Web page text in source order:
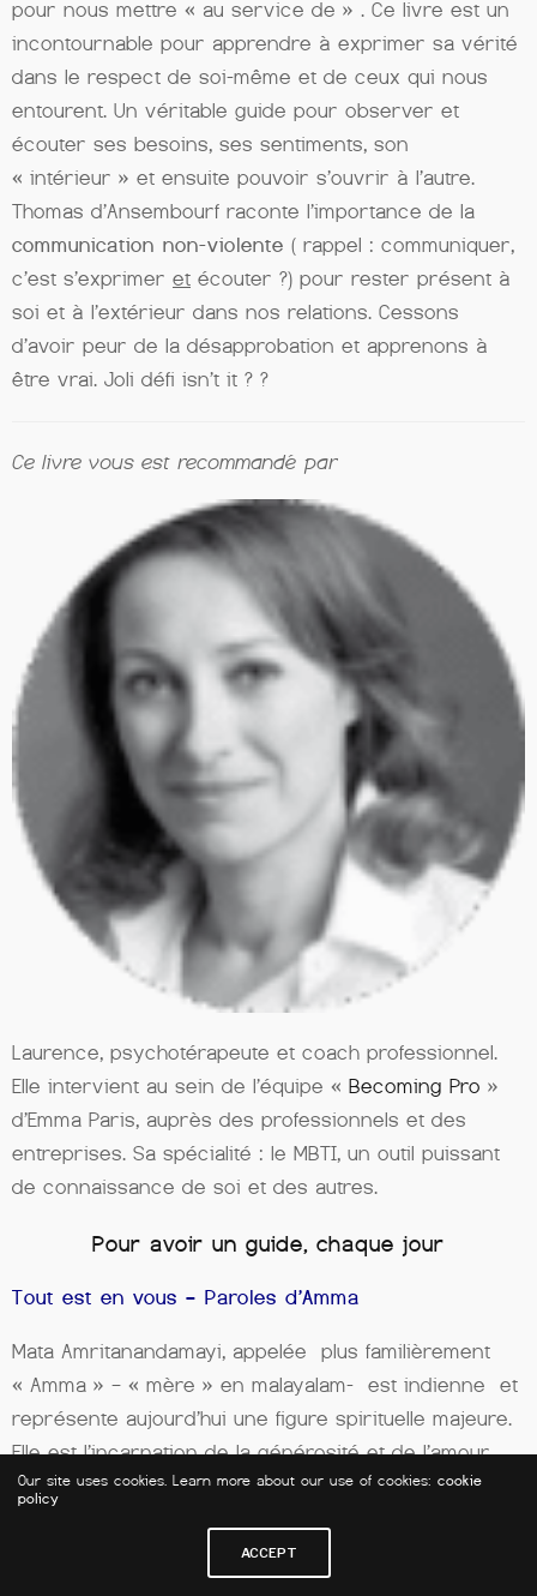
pour nous mettre « au service de » . Ce livre est un
incontournable pour apprendre à exprimer sa vérité
dans le respect de soi-même et de ceux qui nous
entourent. Un véritable guide pour observer et
écouter ses besoins, ses sentiments, son
« intérieur » et ensuite pouvoir s’ouvrir à l’autre.
Thomas d’Ansembourf raconte l’importance de la
communication non-violente ( rappel : communiquer,
c’est s’exprimer et écouter ?) pour rester présent à
soi et à l’extérieur dans nos relations. Cessons
d’avoir peur de la désapprobation et apprenons à
être vrai. Joli défi isn’t it ? ?
Ce livre vous est recommandé par
Laurence, psychotérapeute et coach professionnel.
Elle intervient au sein de l’équipe « Becoming Pro »
d’Emma Paris, auprès des professionnels et des
entreprises. Sa spécialité : le MBTI, un outil puissant
de connaissance de soi et des autres.
Pour avoir un guide, chaque jour
Tout est en vous – Paroles d’Amma
Mata Amritanandamayi, appelée plus familièrement
« Amma » – « mère » en malayalam- est indienne et
représente aujourd’hui une figure spirituelle majeure.
Elle est l’incarnation de la générosité et de l’amour.
Elle nous indique d’ailleurs au début de son livre « Ma
découvrirez chaque jour quelques paroles d’Amma,
Our site uses cookies. Learn more about our use of cookies: cookie
policy
ACCEPT